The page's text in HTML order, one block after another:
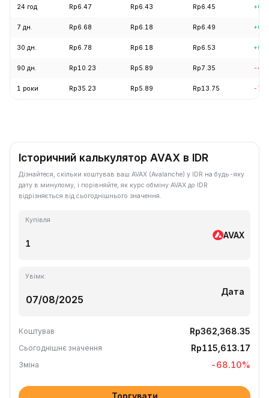
24 год Rp6.47 Rp6.43 Rp6.45
7 дн. Rp6.68 Rp6.18 Rp6.49
30 дн. Rp6.78 Rp6.18 Rp6.53
90 дн. Rp10.23 Rp5.89 Rp7.35 -
1 роки Rp35.23 Rp5.89 Rp13.75 -
Історичний калькулятор AVAX в IDR
Дізнайтеся, скільки коштував ваш AVAX (Avalanche) у IDR на будь-яку
дату в минулому, і порівняйте, як курс обміну AVAX до IDR
відрізняється від сьогоднішнього значення.
Купівля
AVAX
Увімк.
Дата
Коштував Rp362,368.35
Сьогоднішнє значення Rp115,613.17
Зміна -68.10%
Торгувати